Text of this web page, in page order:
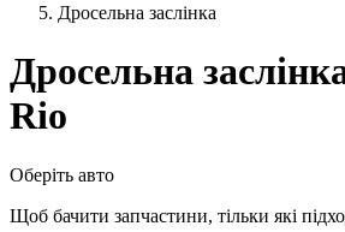
Дросельна заслінка
Дросельна
Rio
Оберіть авто
Щоб бачити запчастини, тільки які